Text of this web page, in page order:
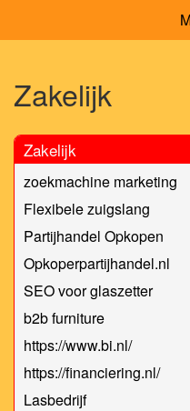
Zakelijk
Zakelijk
zoekmachine marketing
Flexibele zuigslang
Partijhandel Opkopen
Opkoperpartijhandel.nl
SEO voor glaszetter
b2b furniture
https://www.bi.nl/
https://financiering.nl/
Lasbedrijf